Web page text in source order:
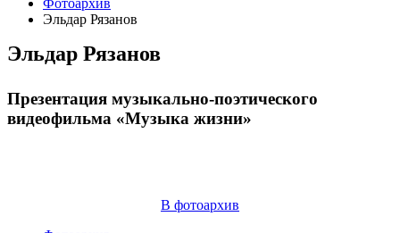
Фотоархив
Эльдар Рязанов
Эльдар Рязанов
Презентация музыкально-поэтического
видеофильма «Музыка жизни»
В фотоархив